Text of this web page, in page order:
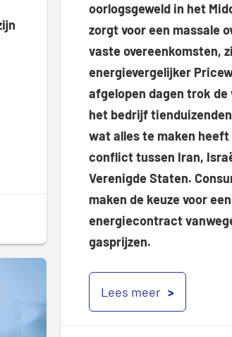
oorlogsgeweld in het
zorgt voor een massale
vaste overeenkomsten,
energievergelijker
afgelopen dagen trok de
het bedrijf
wat alles te maken
conflict tussen Iran,
Verenigde Staten.
maken de keuze voor
energiecontract
gasprijzen.
Lees meer